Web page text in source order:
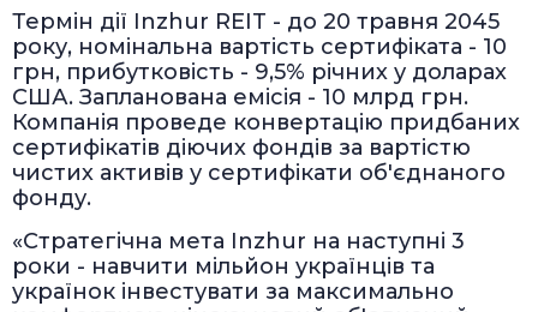
Термін дії Inzhur REIT - до 20 травня 2045
року, номінальна вартість сертифіката - 10
грн, прибутковість - 9,5% річних у доларах
США. Запланована емісія - 10 млрд грн.
Компанія проведе конвертацію придбаних
сертифікатів діючих фондів за вартістю
чистих активів у сертифікати об'єднаного
фонду.
«Стратегічна мета Inzhur на наступні 3
роки - навчити мільйон українців та
українок інвестувати за максимально